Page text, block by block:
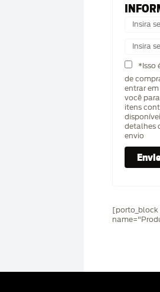
*Isso
de
entrar
você
itens
detalhes
envio